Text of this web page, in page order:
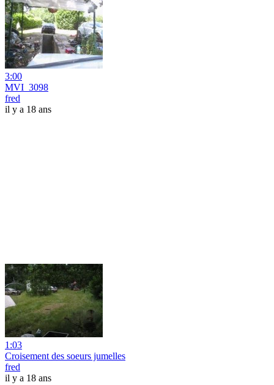
3:00
MVI_3098
fred
il y a 18 ans
1:03
Croisement des soeurs jumelles
fred
il y a 18 ans